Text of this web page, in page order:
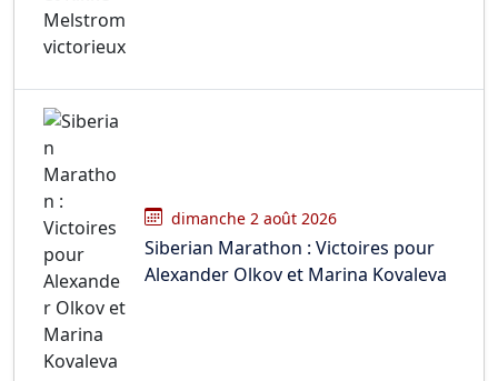
dimanche 2 août 2026
Siberian Marathon : Victoires pour
Alexander Olkov et Marina Kovaleva